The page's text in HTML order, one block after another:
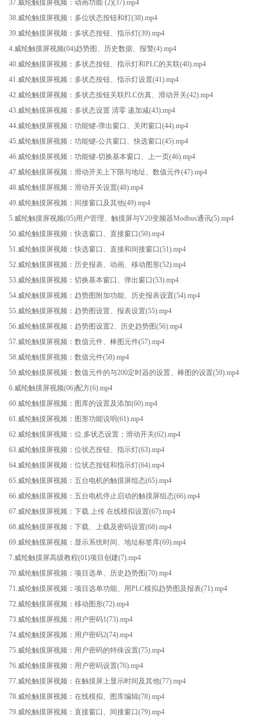
37.威纶触摸屏视频：动画功能 (2)(37).mp4
38.威纶触摸屏视频：多位状态按钮和灯(38).mp4
39.威纶触摸屏视频：多状态按钮、指示灯(39).mp4
4.威纶触摸屏视频(04)趋势图、历史数据、报警(4).mp4
40.威纶触摸屏视频：多状态按钮、指示灯和PLC的关联(40).mp4
41.威纶触摸屏视频：多状态按钮、指示灯设置(41).mp4
42.威纶触摸屏视频：多状态按钮关联PLC仿真、滑动开关(42).mp4
43.威纶触摸屏视频：多状态设置 清零 递加减(43).mp4
44.威纶触摸屏视频：功能键-弹出窗口、关闭窗口(44).mp4
45.威纶触摸屏视频：功能键-公共窗口、快选窗口(45).mp4
46.威纶触摸屏视频：功能键-切换基本窗口、上一页(46).mp4
47.威纶触摸屏视频：滑动开关上下限与地址、数值元件(47).mp4
48.威纶触摸屏视频：滑动开关设置(48).mp4
49.威纶触摸屏视频：间接窗口及其他(49).mp4
5.威纶触摸屏视频(05)用户管理、触摸屏与V20变频器Modbus通讯(5).mp4
50.威纶触摸屏视频：快选窗口、直接窗口(50).mp4
51.威纶触摸屏视频：快选窗口、直接和间接窗口(51).mp4
52.威纶触摸屏视频：历史报表、动画、移动图形(52).mp4
53.威纶触摸屏视频：切换基本窗口、弹出窗口(53).mp4
54.威纶触摸屏视频：趋势图附加功能、历史报表设置(54).mp4
55.威纶触摸屏视频：趋势图设置、报表设置(55).mp4
56.威纶触摸屏视频：趋势图设置2、历史趋势图(56).mp4
57.威纶触摸屏视频：数值元件、棒图元件(57).mp4
58.威纶触摸屏视频：数值元件(58).mp4
59.威纶触摸屏视频：数值元件的与200定时器的设置、棒图的设置(59).mp4
6.威纶触摸屏视频(06)配方(6).mp4
60.威纶触摸屏视频：图库的设置及添加(60).mp4
61.威纶触摸屏视频：图形功能说明(61).mp4
62.威纶触摸屏视频：位.多状态设置；滑动开关(62).mp4
63.威纶触摸屏视频：位状态按钮、指示灯(63).mp4
64.威纶触摸屏视频：位状态按钮和指示灯(64).mp4
65.威纶触摸屏视频：五台电机的触摸屏组态(65).mp4
66.威纶触摸屏视频：五台电机停止启动的触摸屏组态(66).mp4
67.威纶触摸屏视频：下载 上传 在线模拟设置(67).mp4
68.威纶触摸屏视频：下载、上载及密码设置(68).mp4
69.威纶触摸屏视频：显示系统时间、地址标签库(69).mp4
7.威纶触摸屏高级教程(01)项目创建(7).mp4
70.威纶触摸屏视频：项目选单、历史趋势图(70).mp4
71.威纶触摸屏视频：项目选单功能、用PLC模拟趋势图及报表(71).mp4
72.威纶触摸屏视频：移动图形(72).mp4
73.威纶触摸屏视频：用户密码1(73).mp4
74.威纶触摸屏视频：用户密码2(74).mp4
75.威纶触摸屏视频：用户密码的特殊设置(75).mp4
76.威纶触摸屏视频：用户密码设置(76).mp4
77.威纶触摸屏视频：在触摸屏上显示时间及其他(77).mp4
78.威纶触摸屏视频：在线模拟、图库编辑(78).mp4
79.威纶触摸屏视频：直接窗口、间接窗口(79).mp4